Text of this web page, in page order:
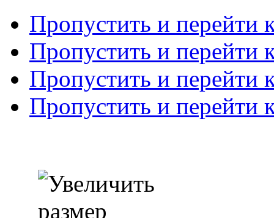
Пропустить и перейти
Пропустить и перейти
Пропустить и перейти
Пропустить и перейти